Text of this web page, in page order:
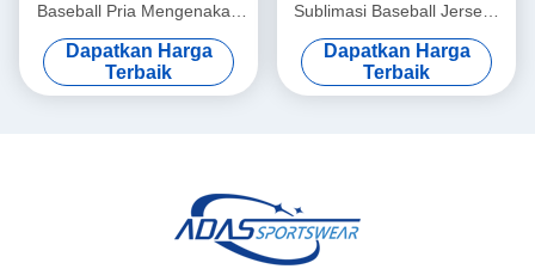
Baseball Pria Mengenakan
Perhiasan Bordir Grafit
Dapatkan Harga
Terbaik
Sublimasi Baseball Jerseys
lengan pendek Pribadi
Dapatkan Harga
Terbaik